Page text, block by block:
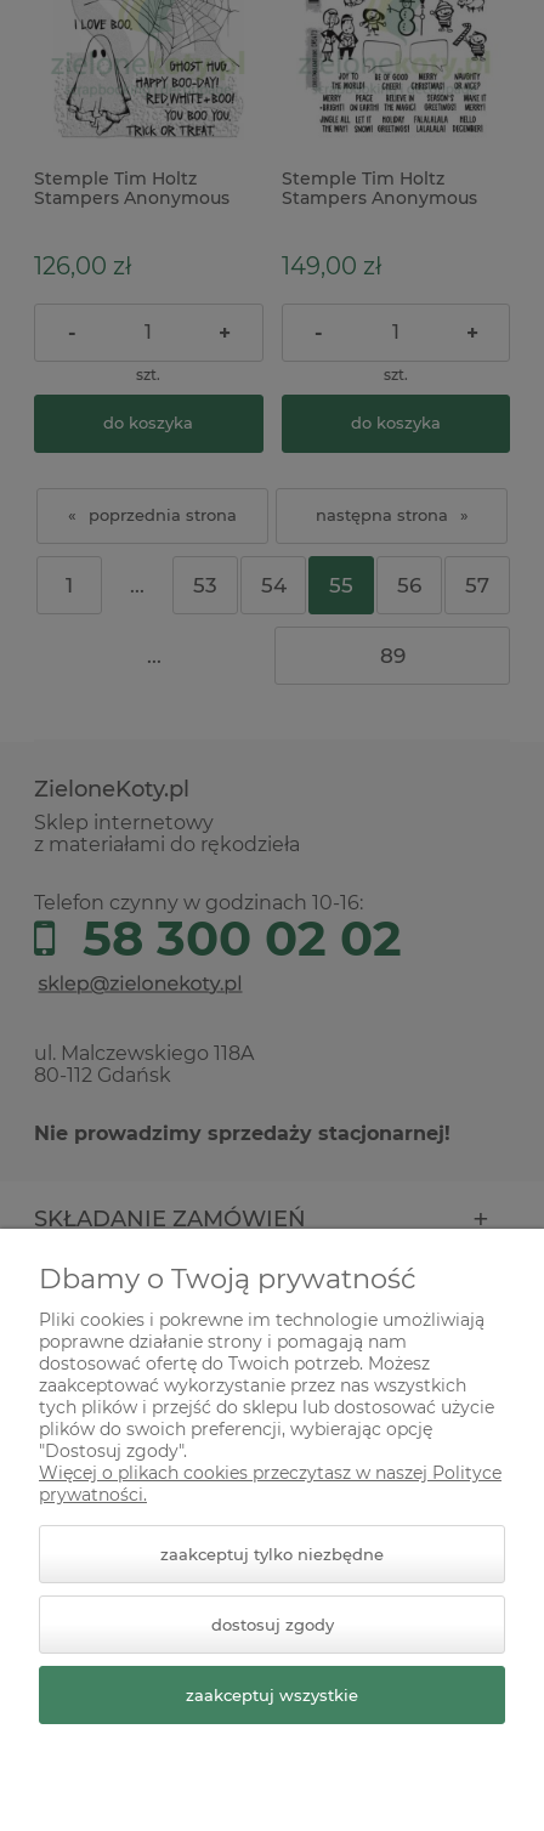
Stemple Tim Holtz
Stampers Anonymous
126,00 zł
- +
szt.
do koszyka
Stemple Tim Holtz
Stampers Anonymous
149,00 zł
- +
szt.
do koszyka
«
1 ... 53 54 55 56 57
... 89
»
ZieloneKoty.pl
Sklep internetowy
z materiałami do rękodzieła
Telefon czynny w godzinach 10-16:
58 300 02 02
ul. Malczewskiego 118A
80-112 Gdańsk
Nie prowadzimy sprzedaży stacjonarnej!
SKŁADANIE ZAMÓWIEŃ
INFORMACJE
ODWIEDŹ NAS NA
Styl graficzny ShopGadget.pl
Sklep internetowy Shoper
Premium
Dbamy o Twoją prywatność
Pliki cookies i pokrewne im technologie umożliwiają
poprawne działanie strony i pomagają nam
dostosować ofertę do Twoich potrzeb. Możesz
zaakceptować wykorzystanie przez nas wszystkich
tych plików i przejść do sklepu lub dostosować użycie
plików do swoich preferencji, wybierając opcję
"Dostosuj zgody".
Więcej o plikach cookies przeczytasz w naszej Polityce
prywatności.
zaakceptuj tylko niezbędne
dostosuj zgody
zaakceptuj wszystkie